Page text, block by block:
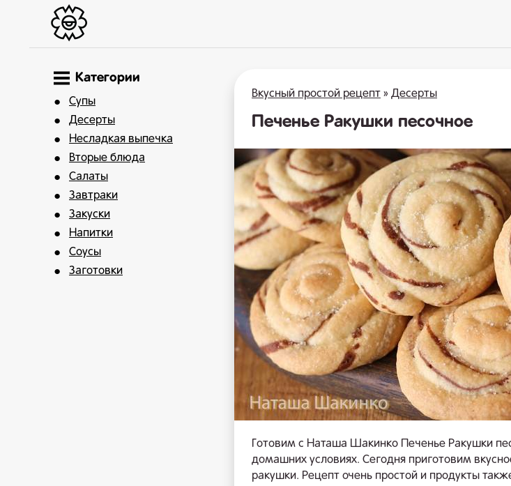
Категории
Супы
Десерты
Несладкая выпечка
Вторые блюда
Салаты
Завтраки
Закуски
Напитки
Соусы
Заготовки
Вкусный простой рецепт » Десерты
Печенье Ракушки песочное
Готовим с Наташа Шакинко Печенье Ракушки
домашних условиях. Сегодня приготовим
ракушки. Рецепт очень простой и продукты